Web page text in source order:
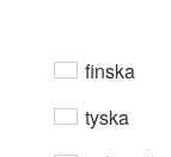
finska
tyska